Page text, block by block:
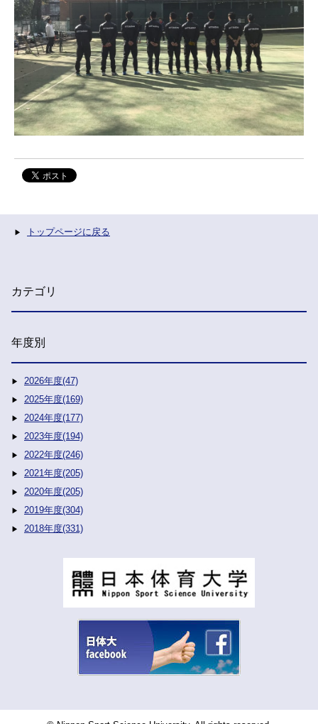
トップページに戻る
カテゴリ
年度別
2026年度(47)
2025年度(169)
2024年度(177)
2023年度(194)
2022年度(246)
2021年度(205)
2020年度(205)
2019年度(304)
2018年度(331)